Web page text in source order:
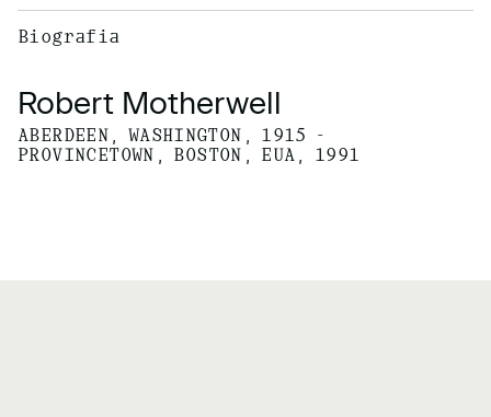
Biografia
Robert Motherwell
ABERDEEN, WASHINGTON, 1915 -
PROVINCETOWN, BOSTON, EUA, 1991